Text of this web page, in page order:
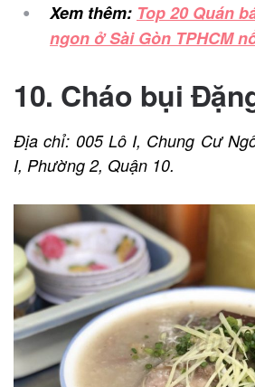
Xem thêm: Top 20 Quán
ngon ở Sài Gòn TPHCM
10. Cháo bụi
Địa chỉ: 005 Lô I, Chung Cư
I, Phường 2, Quận 10.